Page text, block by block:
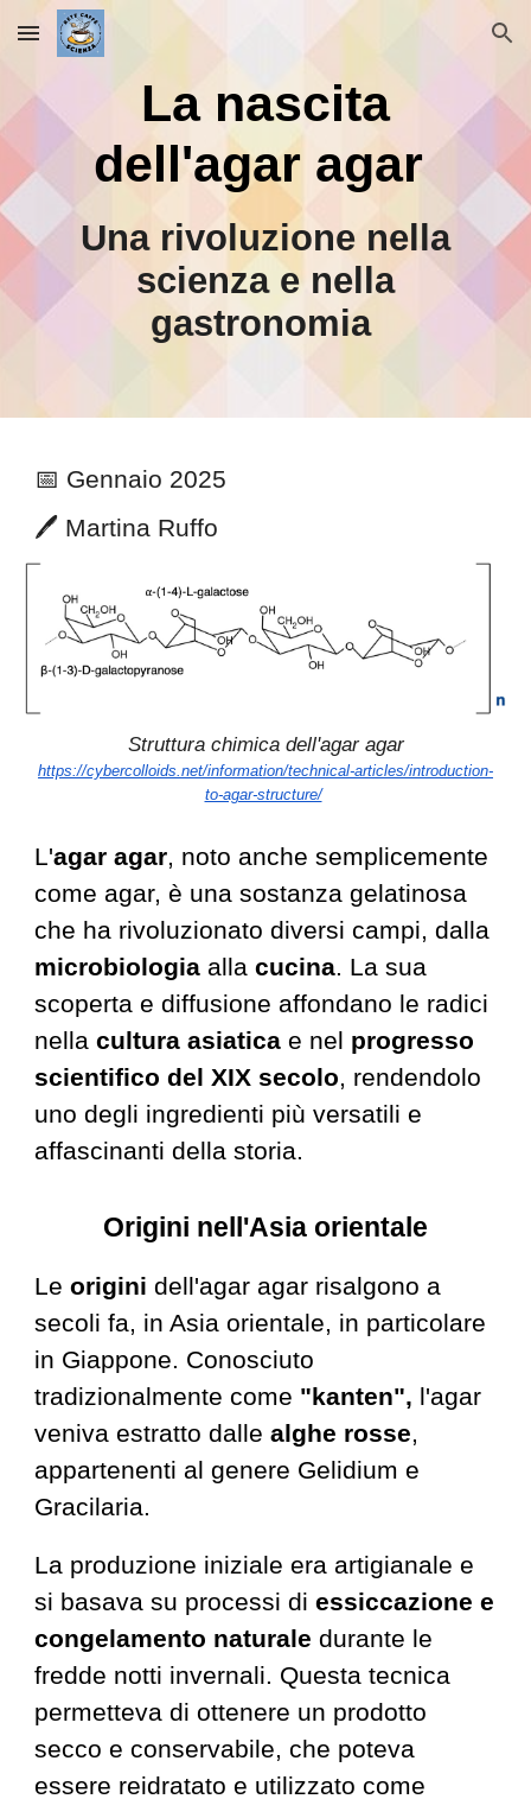
Skip to main content Skip to navigation
La nascita
dell'agar agar
Una rivoluzione nella
scienza e nella
gastronomia
📅 Gennaio 2025
🖊️ Martina Ruffo
Struttura chimica dell'agar agar
https://cybercolloids.net/information/technical-articles/introduction-
to-agar-structure/
L'agar agar, noto anche semplicemente
come agar, è una sostanza gelatinosa
che ha rivoluzionato diversi campi, dalla
microbiologia allacucina. La sua
scoperta e diffusione affondano le radici
nellacultura asiatica e nel progresso
scientifico del XIX secolo, rendendolo
uno degli ingredienti più versatili e
affascinanti della storia.
Origini nell'Asia orientale
Leoriginidell'agar agar risalgono a
secoli fa, in Asia orientale, in particolare
in Giappone. Conosciuto
tradizionalmente come "kanten", l'agar
veniva estratto dallealghe rosse,
appartenenti al genere Gelidium e
Gracilaria.
La produzione iniziale era artigianale e
si basava su processi diessiccazione e
congelamento naturale durante le
fredde notti invernali. Questa tecnica
permetteva di ottenere un prodotto
secco e conservabile, che poteva
essere reidratato e utilizzato come